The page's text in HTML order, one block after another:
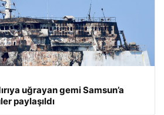
uğrayan gemi Samsun’a
paylaşıldı